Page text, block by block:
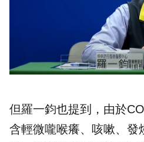
但羅一鈞也提到，由於
含輕微嚨喉癢、咳嗽、發